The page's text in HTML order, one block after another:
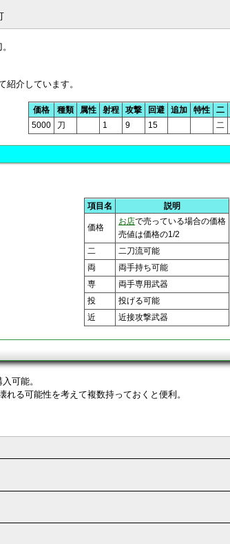
紹介しています。
価格 種類 属性 射程 攻撃 回避 追加 特性 二
5000
刀 1 9 15 二
項目名 説明
価格
お店で売っている場合の価格
売値は価格の1/2
二
二刀流可能
両
両手持ち可能
専
両手専用武器
投
投げる可能
近
近接攻撃武器
可能。
る可能性を考えて複数持っておくと便利。